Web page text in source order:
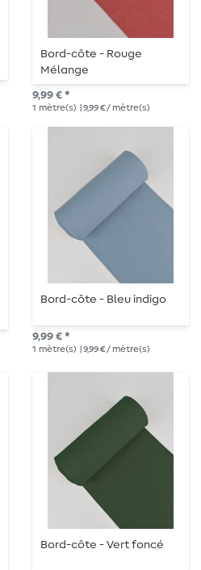
Bord-côte - Rouge
Mélange
9,99 € *
1 mètre(s) | 9,99 € / mètre(s)
Bord-côte - Bleu indigo
9,99 € *
1 mètre(s) | 9,99 € / mètre(s)
Bord-côte - Vert foncé